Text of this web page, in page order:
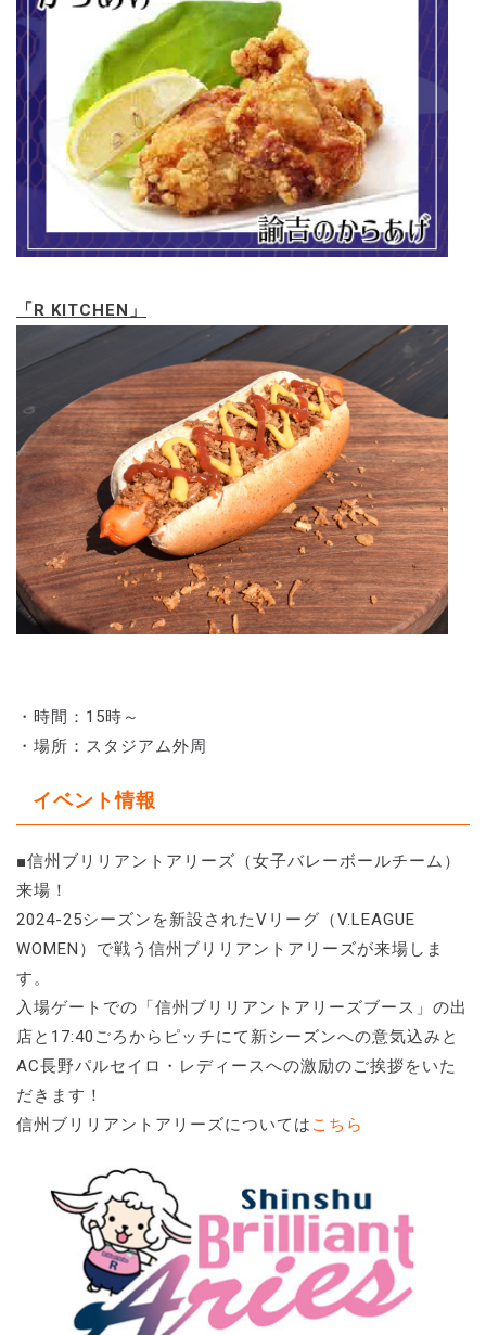
「R KITCHEN」
・時間：15時～
・場所：スタジアム外周
イベント情報
■信州ブリリアントアリーズ（女子バレーボールチーム）
来場！
2024-25シーズンを新設されたVリーグ（V.LEAGUE
WOMEN）で戦う信州ブリリアントアリーズが来場しま
す。
入場ゲートでの「信州ブリリアントアリーズブース」の出
店と17:40ごろからピッチにて新シーズンへの意気込みと
AC長野パルセイロ・レディースへの激励のご挨拶をいた
だきます！
信州ブリリアントアリーズについては こちら